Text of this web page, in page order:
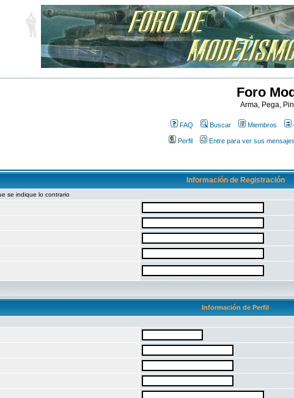
Foro
Arma, Pega,
FAQ Buscar Miembros
Perfil Entre para ver sus
Información de Registración
se indique lo contrario
Información de Perfil